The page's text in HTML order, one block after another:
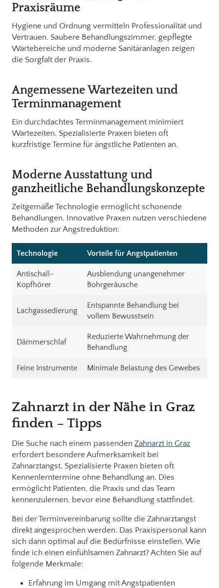
Praxisräume
Hygiene und Ordnung vermitteln Professionalität und
Vertrauen. Saubere Behandlungszimmer, gepflegte
Wartebereiche und moderne Sanitäranlagen zeigen
die Sorgfalt der Praxis.
Angemessene Wartezeiten und
Terminmanagement
Ein durchdachtes Terminmanagement minimiert
Wartezeiten. Spezialisierte Praxen bieten oft
kurzfristige Termine für ängstliche Patienten an.
Moderne Ausstattung und
ganzheitliche Behandlungskonzepte
Zeitgemäße Technologie ermöglicht schonende
Behandlungen. Innovative Praxen nutzen verschiedene
Methoden zur Angstreduktion:
Technologie Vorteile für Angstpatienten
Antischall-
Kopfhörer
Ausblendung unangenehmer
Bohrgeräusche
Lachgassedierung
Entspannte Behandlung bei
vollem Bewusstsein
Dämmerschlaf
Reduzierte Wahrnehmung der
Behandlung
Feine Instrumente Minimale Belastung des Gewebes
Zahnarzt in der Nähe in Graz
finden – Tipps
Die Suche nach einem passenden Zahnarzt in Graz
erfordert besondere Aufmerksamkeit bei
Zahnarztangst. Spezialisierte Praxen bieten oft
Kennenlerntermine ohne Behandlung an. Dies
ermöglicht Patienten, die Praxis und das Team
kennenzulernen, bevor eine Behandlung stattfindet.
Bei der Terminvereinbarung sollte die Zahnarztangst
direkt angesprochen werden. Das Praxispersonal kann
sich dann optimal auf die Bedürfnisse einstellen. Wie
finde ich einen einfühlsamen Zahnarzt? Achten Sie auf
folgende Merkmale:
Erfahrung im Umgang mit Angstpatienten